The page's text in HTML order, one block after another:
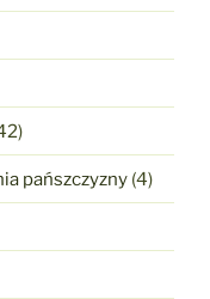
pańszczyzny (4)